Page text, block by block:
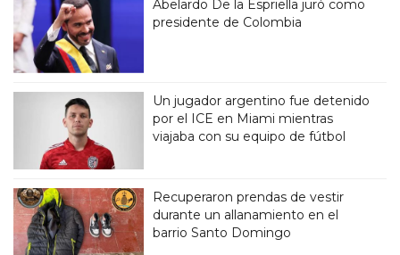
Abelardo De la Espriella juró como
presidente de Colombia
Un jugador argentino fue detenido
por el ICE en Miami mientras
viajaba con su equipo de fútbol
Recuperaron prendas de vestir
durante un allanamiento en el
barrio Santo Domingo